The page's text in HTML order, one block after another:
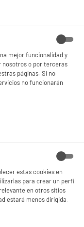
con
importante tener en cuenta
adapte a sus necesidades y
un excelente
capturar eficazmente el
mejor funcionalidad y
nosotros o por terceras
páginas. Si no
no funcionarán
estas cookies en
para crear un perfil
en otros sitios
estará menos dirigida.